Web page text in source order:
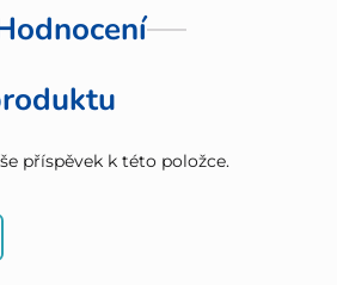
příspěvek k této položce.